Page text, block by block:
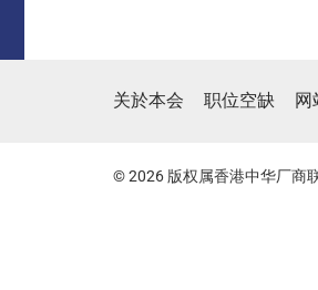
关於本会 职位空缺 网
© 2026 版权属香港中华厂商